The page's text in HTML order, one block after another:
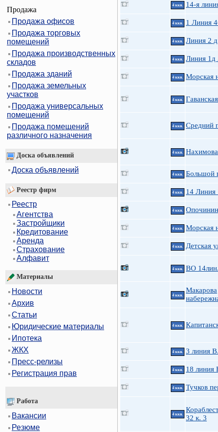
Продажа
Продажа офисов
Продажа торговых
помещений
Продажа производственных
складов
Продажа зданий
Продажа земельных
участков
Продажа универсальных
помещений
Продажа помещений
различного назначения
Доска объявлений
Доска объявлений
Реестр фирм
Реестр
Агентства
Застройщики
Кредитование
Аренда
Страхование
Алфавит
Материалы
Новости
Архив
Статьи
Юридические материалы
Ипотека
ЖКХ
Пресс-релизы
Регистрация прав
Работа
Вакансии
Резюме
4 ккв. 14-я
4 ккв. 1 Линия
4 ккв. Линия 2
4 ккв. Линия 1д
4 ккв. Морская
4 ккв.
4 ккв. Средний
4 ккв.
4 ккв. Большой
4 ккв. 14 Линия
4 ккв.
4 ккв. Морская
4 ккв. Детская
4 ккв. ВО
4 ккв.
Макарова
4 ккв.
4 ккв. 3 линия
4 ккв. 18 линия
4 ккв. Тучков
4 ккв.
32 к. 3